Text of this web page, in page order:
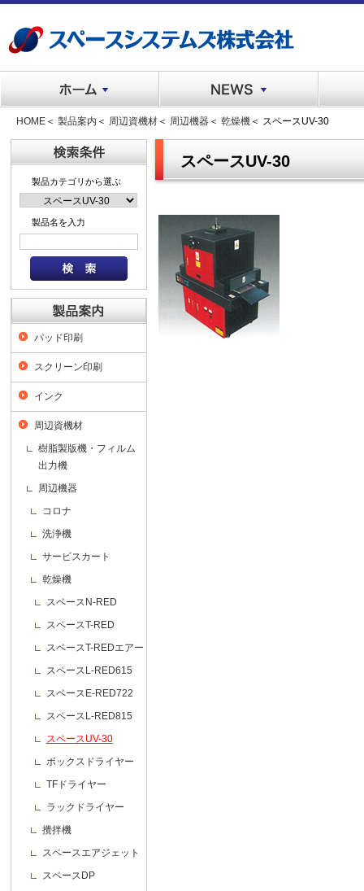
HOME ＜ 製品案内 ＜ 周辺資機材 ＜ 周辺機器 ＜ 乾燥機 ＜ スペースUV-30
製品カテゴリから選ぶ
製品名を入力
パッド印刷
スクリーン印刷
インク
周辺資機材
樹脂製版機・フィルム
出力機
周辺機器
コロナ
洗浄機
サービスカート
乾燥機
スペースN-RED
スペースT-RED
スペースT-REDエアー
スペースL-RED615
スペースE-RED722
スペースL-RED815
スペースUV-30
ボックスドライヤー
TFドライヤー
ラックドライヤー
攪拌機
スペースエアジェット
スペースDP
スペースUV-30